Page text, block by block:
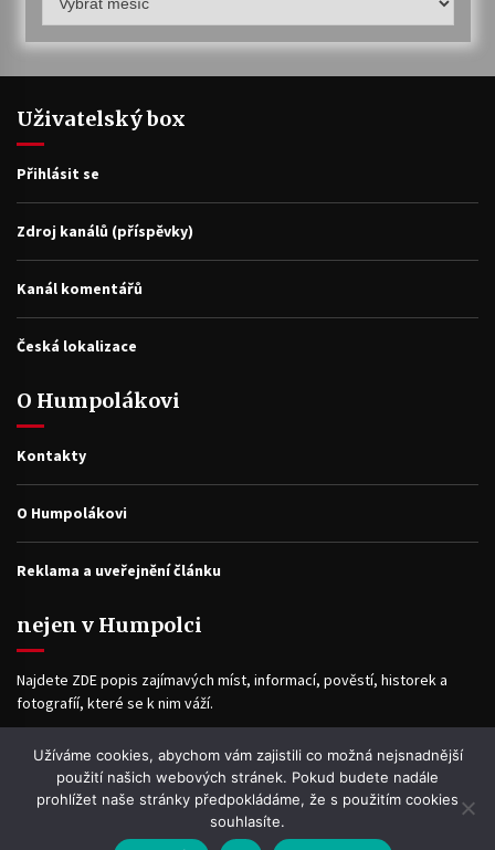
archiv
Uživatelský box
Přihlásit se
Zdroj kanálů (příspěvky)
Kanál komentářů
Česká lokalizace
O Humpolákovi
Kontakty
O Humpolákovi
Reklama a uveřejnění článku
nejen v Humpolci
Najdete ZDE popis zajímavých míst, informací, pověstí, historek a
fotografíí, které se k nim váží.
Facebook
Užíváme cookies, abychom vám zajistili co možná nejsnadnější
použití našich webových stránek. Pokud budete nadále
prohlížet naše stránky předpokládáme, že s použitím cookies
souhlasíte.